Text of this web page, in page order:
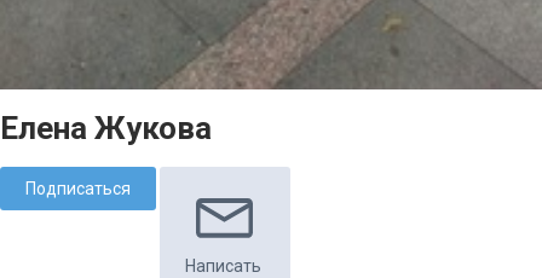
Елена Жукова
Подписаться
Написать